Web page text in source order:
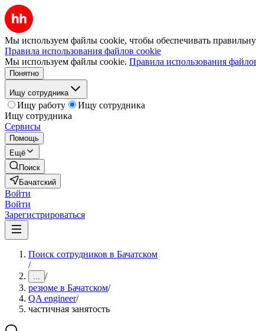
Мы используем файлы cookie, чтобы обеспечивать
Правила использования файлов cookie
Мы используем файлы cookie. Правила использования
Понятно
Ищу сотрудника
Ищу работу
Ищу сотрудника
Ищу сотрудника
Сервисы
Помощь
Ещё
Поиск
Бачатский
Войти
Войти
Зарегистрироваться
Поиск сотрудников в Бачатском
/
... /
резюме в Бачатском/
QA engineer/
частичная занятость